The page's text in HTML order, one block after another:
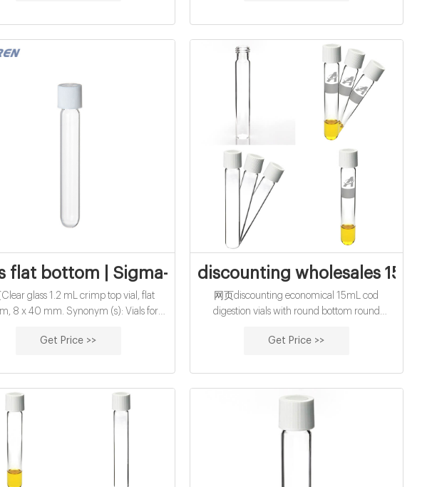
flat bottom | Sigma-Aldrich
glass 1.2 mL crimp top vial, flat
8 x 40 mm. Synonym (s): Vials for
Product No. Description. Pricing.
vial, clear glass vial, pkg of 125 ea.
Get Price >>
discounting wholesales
网页discounting economical 15mL cod
digestion vials with round bottom round
caps Alibaba Aijiren 18mm crimp top
Get Price >>